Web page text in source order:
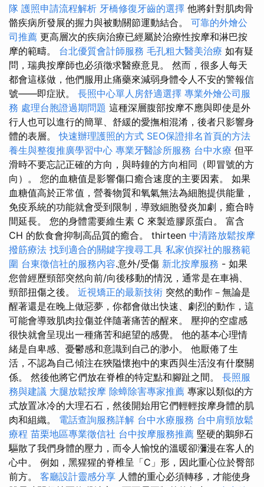
隊 護照申請流程解析 牙橋修復牙齒的選擇 他將針對肌肉骨
骼疾病所發展的握力與被動關節運動結合。 可靠的外燴公
司推薦 更高層次的疾病治療已經屬於治療性按摩和淋巴按
摩的範疇。 台北優質會計師服務 毛孔粗大醫美治療 如有疑
問，瑞典按摩師也必須徵求醫療意見。 然而，很多人每天
都會這樣做，他們服用止痛藥來減弱身體令人不安的警報信
號——即症狀。 長照中心單人房舒適選擇 專業外燴公司服
務 處理台胞證過期問題 這種深層腹部按摩不應與即使是外
行人也可以進行的簡單、舒緩的愛撫相混淆，後者只影響身
體的表層。快速辦理護照的方式 SEO保證排名首頁的方法
養生與整復推廣學習中心 專業牙醫診所服務 台中水療 但平
滑時不要忘記正確的方向，與時鐘的方向相同（即冒號的方
向）。 您的血糖值是影響傷口癒合速度的主要因素。 如果
血糖值高於正常值，營養物質和氧氣無法為細胞提供能量，
免疫系統的功能就會受到限制，導致細胞發炎加劇，癒合時
間延長。 您的身體需要維生素 C 來製造膠原蛋白。 富含
CH 的飲食會抑制高品質的癒合。 thirteen 中清路放鬆按摩
撥筋療法 找到適合的關鍵字搜尋工具 私家偵探社的服務範
圍 台東徵信社的服務內容.意外/受傷 新北按摩服務 - 如果
您曾經歷頸部突然向前/向後移動的情況，通常是在車禍、
頸部扭傷之後。 近視矯正的最新技術 突然的動作－無論是
醒著還是在晚上做惡夢，你都會做出快速、劇烈的動作，這
可能會導致肌肉拉傷並伴隨著痛苦的醒來。 壓抑的空虛感
很快就會呈現出一種痛苦和絕望的感覺。 他的基本心理情
緒是自卑感、憂鬱感和意識到自己的渺小。 他厭倦了生
活，不認為自己傾注在狹隘懷抱中的東西與生活沒有什麼關
係。 然後他將它們放在脊椎的特定點和腳趾之間。 長照服
務與建議 大腿放鬆按摩 除蟑除害專家推薦 專家以類似的方
式放置冰冷的大理石石，然後開始用它們輕輕按摩身體的肌
肉和組織。 電話查詢服務詳解 台中水療服務 台中肩頸放鬆
療程 苗栗地區專業徵信社 台中按摩服務推薦 堅硬的鵝卵石
驅散了我們身體的壓力，而令人愉悅的溫暖卻瀰漫在客人的
心中。 例如，黑猩猩的脊椎呈「C」形，因此重心位於臀部
前方。 客廳設計靈感分享 人體的重心必須轉移，才能使身